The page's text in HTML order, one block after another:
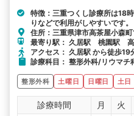
特徴：三重つくし診療所は18
りなどで利用がしやすいです。
住所：三重県津市高茶屋小森
最寄り駅： 久居駅 桃園駅
アクセス： 久居駅 から徒歩19
診療科目： 整形外科/リウマチ
整形外科 土曜日 日曜日 土日
診療時間 月 火